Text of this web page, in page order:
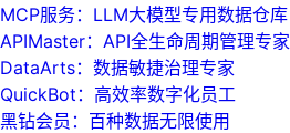
MCP服务：LLM大模型专用数据仓库
APIMaster：API全生命周期管理专家
DataArts：数据敏捷治理专家
QuickBot：高效率数字化员工
黑钻会员：百种数据无限使用